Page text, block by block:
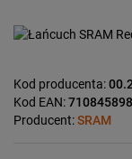
Kod producenta:
Kod EAN:
Producent:SRAM